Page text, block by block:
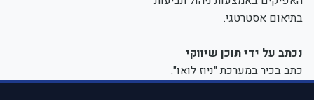
בתיאום אסטרטגי.
נכתב על ידי תוכן שיווקי
כתב בכיר במערכת "ניוז לואו".